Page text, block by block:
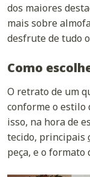
dos maiores
mais sobre
desfrute de tudo
Como
O retrato de um
conforme o estilo
isso, na hora de
tecido, principais
peça, e o formato